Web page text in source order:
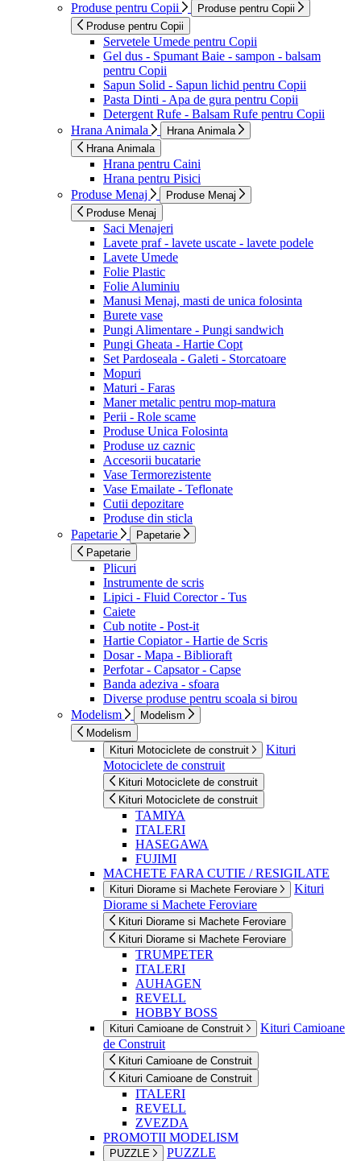
Produse pentru Copii
Produse pentru Copii
Produse pentru Copii
Servetele Umede pentru Copii
Gel dus - Spumant Baie - sampon - balsam
pentru Copii
Sapun Solid - Sapun lichid pentru Copii
Pasta Dinti - Apa de gura pentru Copii
Detergent Rufe - Balsam Rufe pentru Copii
Hrana Animala
Hrana Animala
Hrana Animala
Hrana pentru Caini
Hrana pentru Pisici
Produse Menaj
Produse Menaj
Produse Menaj
Saci Menajeri
Lavete praf - lavete uscate - lavete podele
Lavete Umede
Folie Plastic
Folie Aluminiu
Manusi Menaj, masti de unica folosinta
Burete vase
Pungi Alimentare - Pungi sandwich
Pungi Gheata - Hartie Copt
Set Pardoseala - Galeti - Storcatoare
Mopuri
Maturi - Faras
Maner metalic pentru mop-matura
Perii - Role scame
Produse Unica Folosinta
Produse uz caznic
Accesorii bucatarie
Vase Termorezistente
Vase Emailate - Teflonate
Cutii depozitare
Produse din sticla
Papetarie
Papetarie
Papetarie
Plicuri
Instrumente de scris
Lipici - Fluid Corector - Tus
Caiete
Cub notite - Post-it
Hartie Copiator - Hartie de Scris
Dosar - Mapa - Biblioraft
Perfotar - Capsator - Capse
Banda adeziva - sfoara
Diverse produse pentru scoala si birou
Modelism
Modelism
Modelism
Kituri Motociclete de construit
Kituri
Motociclete de construit
Kituri Motociclete de construit
Kituri Motociclete de construit
TAMIYA
ITALERI
HASEGAWA
FUJIMI
MACHETE FARA CUTIE / RESIGILATE
Kituri Diorame si Machete Feroviare
Kituri
Diorame si Machete Feroviare
Kituri Diorame si Machete Feroviare
Kituri Diorame si Machete Feroviare
TRUMPETER
ITALERI
AUHAGEN
REVELL
HOBBY BOSS
Kituri Camioane de Construit
Kituri Camioane
de Construit
Kituri Camioane de Construit
Kituri Camioane de Construit
ITALERI
REVELL
ZVEZDA
PROMOTII MODELISM
PUZZLE PUZZLE